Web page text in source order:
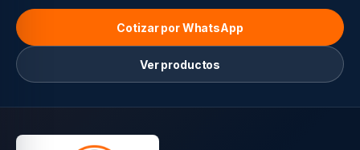
Cotizar por WhatsApp
Ver productos